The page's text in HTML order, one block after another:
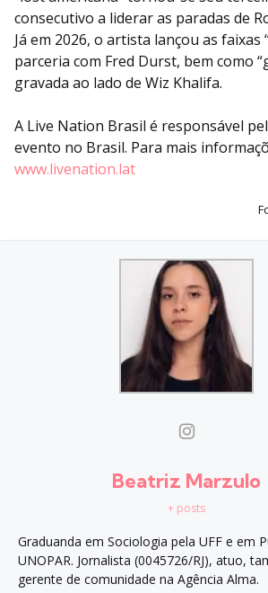
consecutivo a liderar as paradas de
Já em 2026, o artista lançou as faixas
parceria com Fred Durst, bem como
gravada ao lado de Wiz Khalifa.
A Live Nation Brasil é responsável
evento no Brasil. Para mais
www.livenation.lat
Beatriz Marzulo
+ posts
Graduanda em Sociologia pela UFF e em
UNOPAR. Jornalista (0045726/RJ), atuo,
gerente de comunidade na Agência Alma.